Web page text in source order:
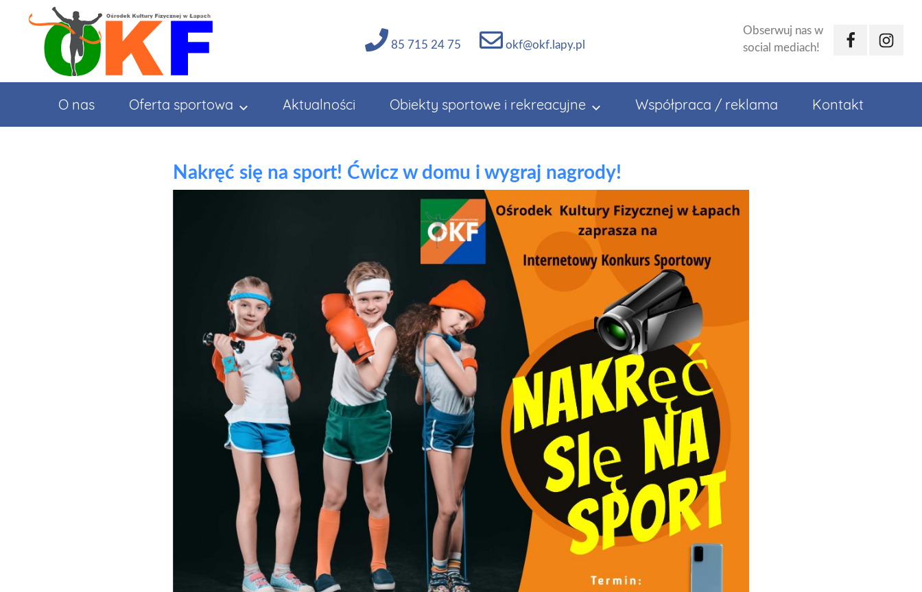
85 715 24 75 okf@okf.lapy.pl
Obserwuj nas w
social mediach!
Facebook
O nas Oferta sportowa Aktualności Obiekty sportowe i rekreacyjne Współpraca / reklama Kontakt
Nakręć się na sport! Ćwicz w domu i wygraj nagrody!